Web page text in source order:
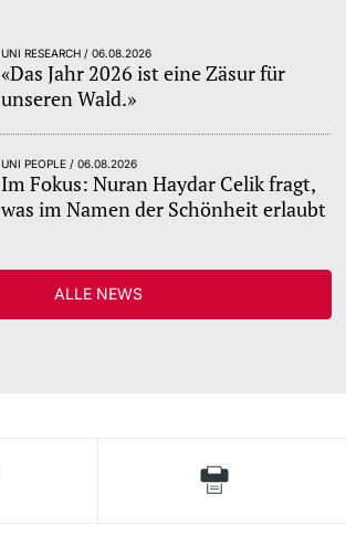
UNI RESEARCH / 06.08.2026
«Das Jahr 2026 ist eine Zäsur für
unseren Wald.»
UNI PEOPLE / 06.08.2026
Im Fokus: Nuran Haydar Celik fragt,
was im Namen der Schönheit erlaubt
ALLE NEWS